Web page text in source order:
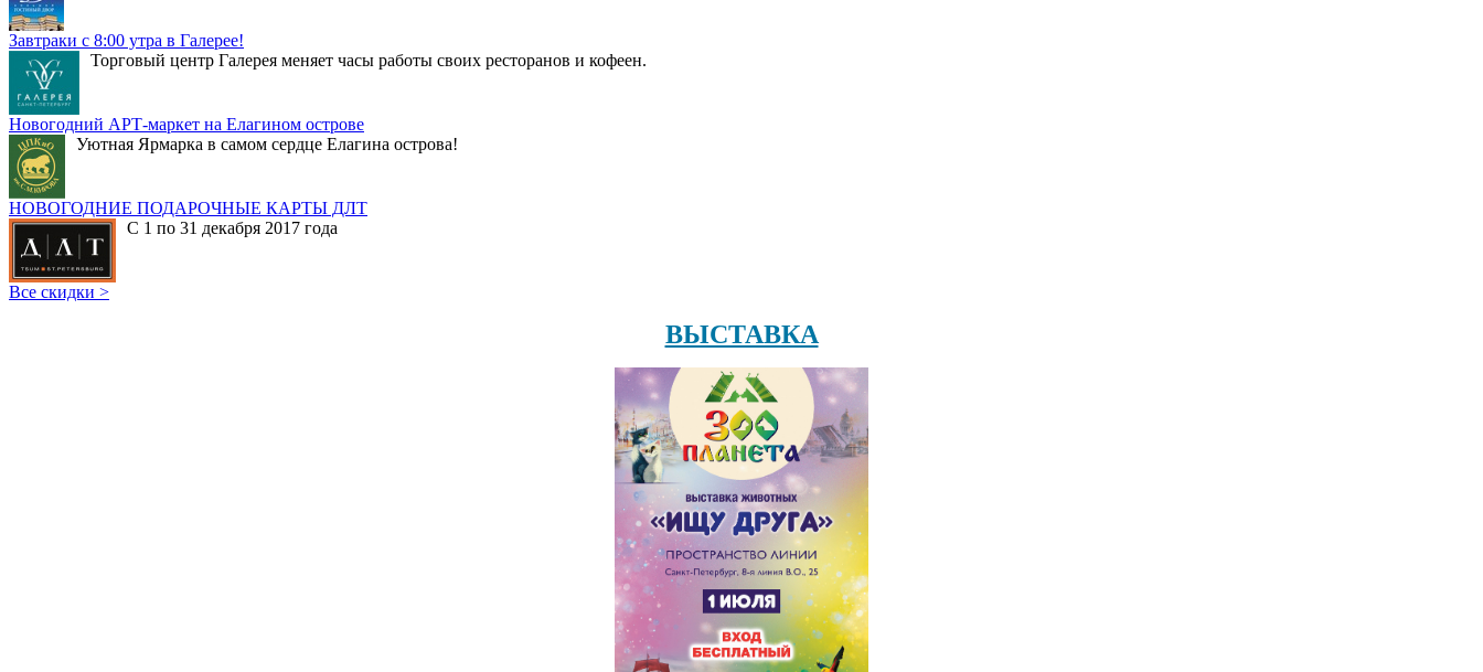
Завтраки с 8:00 утра в Галерее!
Торговый центр Галерея меняет часы работы своих ресторанов и кофеен.
Новогодний АРТ-маркет на Елагином острове
Уютная Ярмарка в самом сердце Елагина острова!
НОВОГОДНИЕ ПОДАРОЧНЫЕ КАРТЫ ДЛТ
С 1 по 31 декабря 2017 года
Все скидки >
ВЫСТАВКА